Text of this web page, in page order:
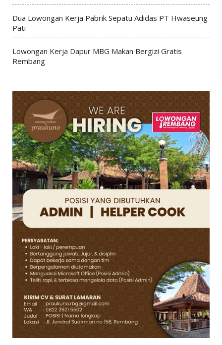
Dua Lowongan Kerja Pabrik Sepatu Adidas PT Hwaseung
Pati
Lowongan Kerja Dapur MBG Makan Bergizi Gratis
Rembang